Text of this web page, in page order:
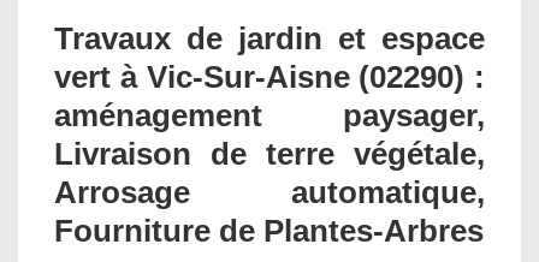
Travaux de jardin et espace
vert à Vic-Sur-Aisne (02290) :
aménagement paysager,
Livraison de terre végétale,
Arrosage automatique,
Fourniture de Plantes-Arbres